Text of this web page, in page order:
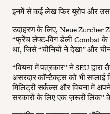
इनमें से कई लेख फिर यूरोप और
उदाहरण के लिए, Neue
“फ्रेंच लेफ्ट-विंग डेली Combat के
था, जिसे “चीनियों ने देखा” और
“वियना में पत्रकार” ने SEU
असरदार कॉन्टैक्ट्स को भी
मिलिट्री सर्कल्स और वियना में
सरकारों के लिए एक ज़रूरी लिंक”